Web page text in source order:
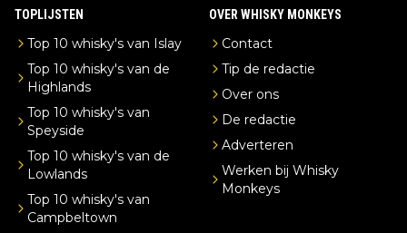
TOPLIJSTEN
Top 10 whisky's van Islay
Top 10 whisky's van de
Highlands
Top 10 whisky's van
Speyside
Top 10 whisky's van de
Lowlands
Top 10 whisky's van
Campbeltown
OVER WHISKY MONKEYS
Contact
Tip de redactie
Over ons
De redactie
Adverteren
Werken bij Whisky
Monkeys